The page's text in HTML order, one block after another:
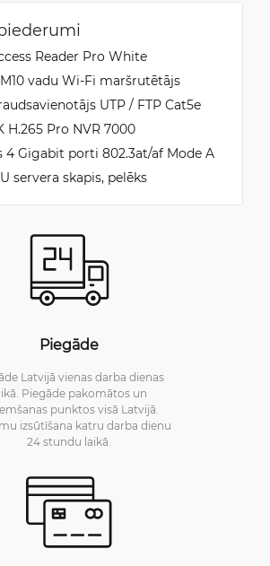
Reader Pro White
vadu Wi-Fi maršrutētājs
UTP / FTP Cat5e
H.265 Pro NVR 7000
4 Gigabit porti 802.3at/af Mode A
servera skapis, pelēks
Piegāde
Latvijā vienas darba dienas
Piegāde pakomātos un
punktos visā Latvijā.
izsūtīšana katru darba dienu
24 stundu laikā.